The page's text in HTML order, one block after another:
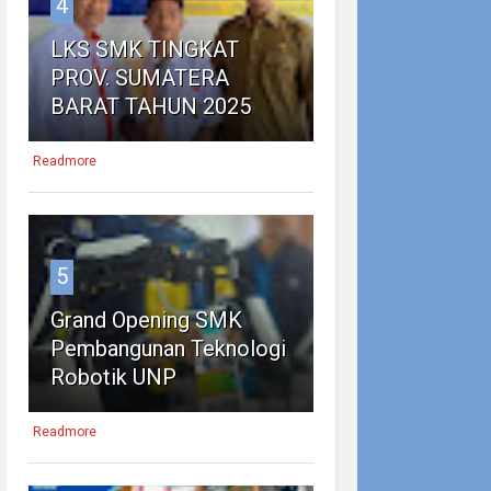
4
LKS SMK TINGKAT
PROV. SUMATERA
BARAT TAHUN 2025
Readmore
5
Grand Opening SMK
Pembangunan Teknologi
Robotik UNP
Readmore